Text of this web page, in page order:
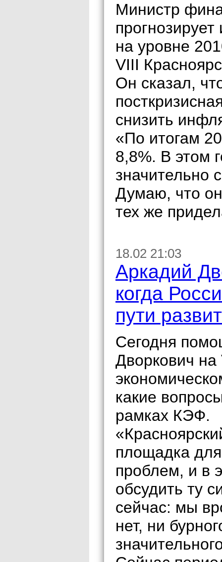
Министр
на уровне
VIII
Он сказал,
снизить
«По итогам
8,8%. В этом
значительно
Думаю, что
тех же
18.02 21:03
Аркадий
когда
пути
Сегодня
Дворкович
какие
рамках КЭФ.
площадка
проблем, и в
обсудить ту
сейчас: мы
нет, ни